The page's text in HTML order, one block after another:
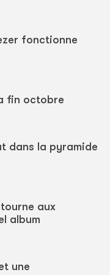
fonctionne
fin octobre
dans la pyramide
aux
album
une